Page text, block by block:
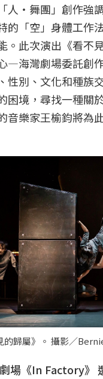
人・舞團」創作強
的「空」身體工作
。此次演出《看不
—海灣劇場委託創
性別、文化和種族
困境，尋找一種關
音樂家王榆鈞將為
的歸屬》。 攝影／
場《In Factory》